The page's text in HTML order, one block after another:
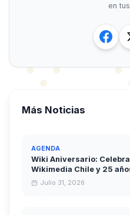
en
Más Noticias
AGENDA
Wiki Aniversario:
Wikimedia Chile y 25
Julio 31, 2026